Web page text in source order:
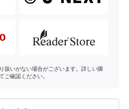
扱いがない場合がございます。詳しい購
ご確認ください。